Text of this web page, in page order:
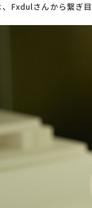
Fxdulさんから繋ぎ